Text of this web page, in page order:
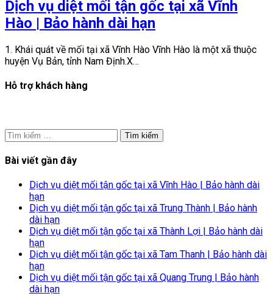
Dịch vụ diệt mối tận gốc tại xã Vĩnh
Hào | Bảo hành dài hạn
1. Khái quát về mối tại xã Vĩnh Hào Vĩnh Hào là một xã thuộc
huyện Vụ Bản, tỉnh Nam Định.X…
Hỗ trợ khách hàng
Tìm
kiếm
cho:
Bài viết gần đây
Dịch vụ diệt mối tận gốc tại xã Vĩnh Hào | Bảo hành dài
hạn
Dịch vụ diệt mối tận gốc tại xã Trung Thành | Bảo hành
dài hạn
Dịch vụ diệt mối tận gốc tại xã Thành Lợi | Bảo hành dài
hạn
Dịch vụ diệt mối tận gốc tại xã Tam Thanh | Bảo hành dài
hạn
Dịch vụ diệt mối tận gốc tại xã Quang Trung | Bảo hành
dài hạn